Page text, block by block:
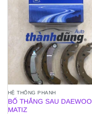
HỆ THỐNG PHANH
BỐ THẮNG SAU DAEWOO
MATIZ